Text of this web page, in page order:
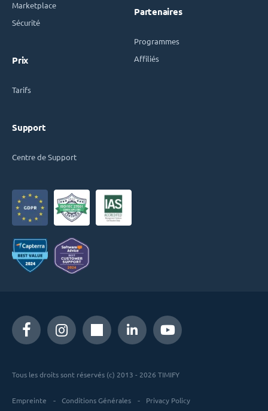
Marketplace
Sécurité
Prix
Tarifs
Support
Centre de Support
Partenaires
Programmes
Affiliés
Tous les droits sont réservés (c) 2013 - 2026 TIMIFY
Empreinte Conditions Générales Privacy Policy